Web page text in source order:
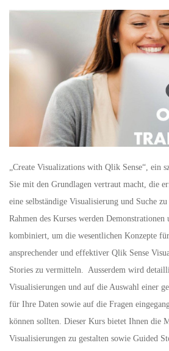
„Create Visualizations with Qlik Sense“, ein
Sie mit den Grundlagen vertraut macht, die
eine selbständige Visualisierung und Suche
Rahmen des Kurses werden
kombiniert, um die wesentlichen Konzepte
ansprechender und effektiver Qlik Sense
Stories zu vermitteln. Ausserdem wird
Visualisierungen und auf die Auswahl einer
für Ihre Daten sowie auf die Fragen
können sollten. Dieser Kurs bietet Ihnen die
Visualisierungen zu gestalten sowie Guided